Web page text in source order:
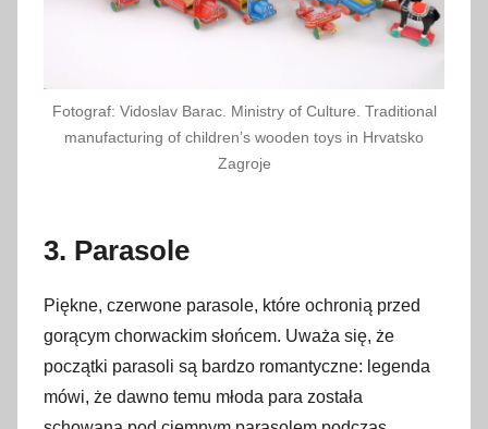
Fotograf: Vidoslav Barac. Ministry of Culture. Traditional
manufacturing of children’s wooden toys in Hrvatsko
Zagroje
3. Parasole
Piękne, czerwone parasole, które ochronią przed
gorącym chorwackim słońcem. Uważa się, że
początki parasoli są bardzo romantyczne: legenda
mówi, że dawno temu młoda para została